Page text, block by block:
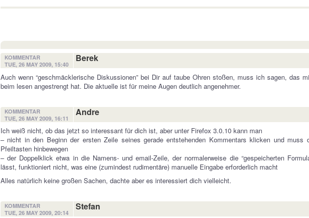
KOMMENTAR
TUE, 26 MAY 2009, 15:40
Berek
Auch wenn “geschmäcklerische Diskussionen” bei Dir auf taube Ohren stoßen, muss ich sagen, das
beim lesen angestrengt hat. Die aktuelle ist für meine Augen deutlich angenehmer.
KOMMENTAR
TUE, 26 MAY 2009, 16:11
Andre
Ich weiß nicht, ob das jetzt so interessant für dich ist, aber unter Firefox 3.0.10 kann man
– nicht in den Beginn der ersten Zeile seines gerade entstehenden Kommentars klicken und muss
Pfeiltasten hinbewegen
– der Doppelklick etwa in die Namens- und email-Zeile, der normalerweise die “gespeicherten
lässt, funktioniert nicht, was eine (zumindest rudimentäre) manuelle Eingabe erforderlich macht
Alles natürlich keine großen Sachen, dachte aber es interessiert dich vielleicht.
KOMMENTAR
TUE, 26 MAY 2009, 20:14
Stefan